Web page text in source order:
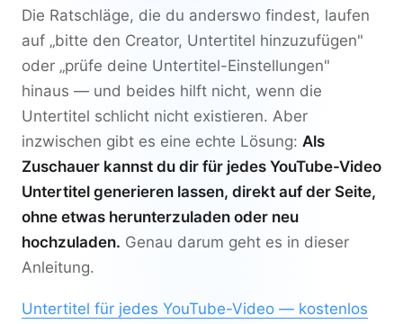
Die Ratschläge, die du anderswo findest, laufen
auf „bitte den Creator, Untertitel hinzuzufügen"
oder „prüfe deine Untertitel-Einstellungen"
hinaus — und beides hilft nicht, wenn die
Untertitel schlicht nicht existieren. Aber
inzwischen gibt es eine echte Lösung: Als
Zuschauer kannst du dir für jedes YouTube-Video
Untertitel generieren lassen, direkt auf der Seite,
ohne etwas herunterzuladen oder neu
hochzuladen. Genau darum geht es in dieser
Anleitung.
Untertitel für jedes YouTube-Video — kostenlos